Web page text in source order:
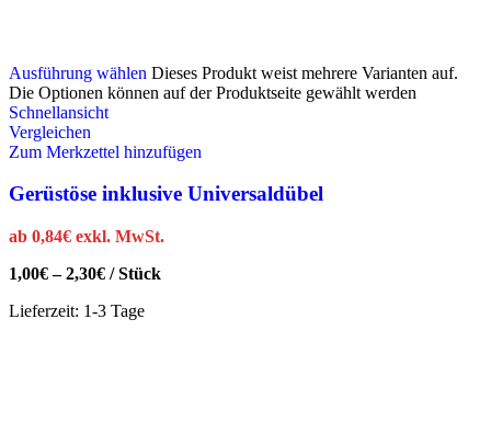
Ausführung wählen Dieses Produkt weist mehrere Varianten auf.
Die Optionen können auf der Produktseite gewählt werden
Schnellansicht
Vergleichen
Zum Merkzettel hinzufügen
Gerüstöse inklusive Universaldübel
ab 0,84€ exkl. MwSt.
1,00€–2,30€ /Stück
Lieferzeit: 1-3 Tage